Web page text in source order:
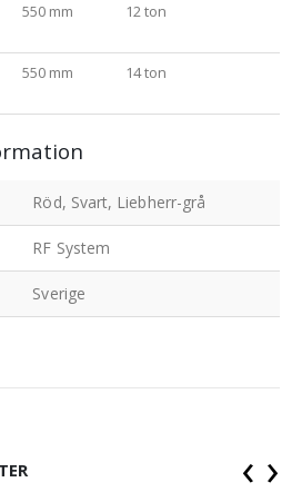
550 mm 12 ton
550 mm 14 ton
Röd, Svart, Liebherr-grå
RF System
Sverige
‹ ›